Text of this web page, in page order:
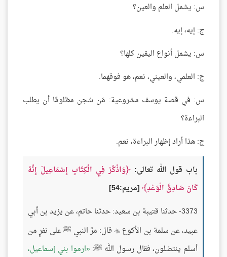
س: يشمل العلم والعين؟
ج: إيه، إيه.
س: يشمل أنواع اليقين كلها؟
ج: العلمي، والعيني، نعم، هو فوقهما.
س: في قصة يوسف مشروعية: مَن سُجن مظلومًا أن يطلب
البراءة؟
ج: هذا أراد إظهار البراءة، نعم.
باب قول الله تعالى:
وَاذْكُرْ فِي الْكِتَابِ إِسْمَاعِيلَ إِنَّهُ
كَانَ صَادِقَ الْوَعْدِ [مريم:54]
3373- حدثنا قتيبة بن سعيد: حدثنا حاتم، عن يزيد بن أبي
عبيد، عن سلمة بن الأكوع قال: مرَّ النبي ﷺ على نفرٍ من
أسلم ينتضلون، فقال رسول الله ﷺ: ارموا بني إسماعيل،